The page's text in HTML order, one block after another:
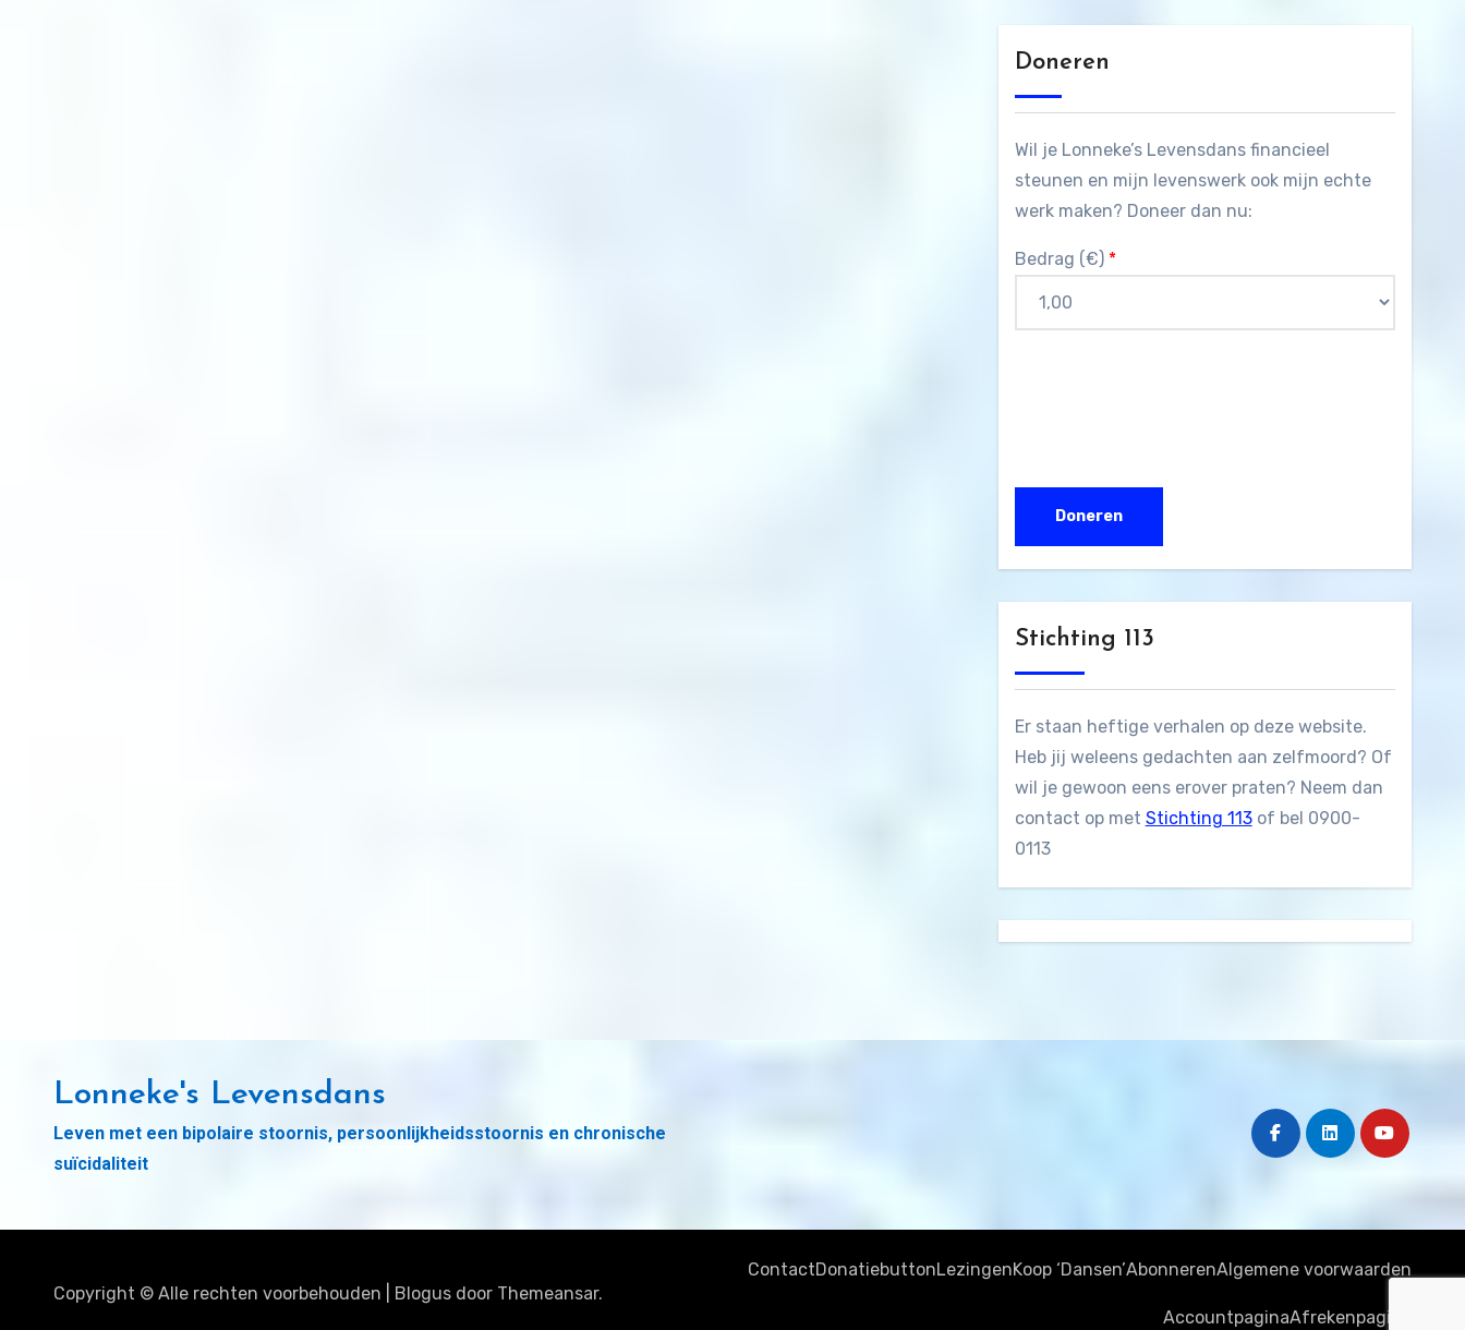
Doneren
Wil je Lonneke’s Levensdans financieel
steunen en mijn levenswerk ook mijn echte
werk maken? Doneer dan nu:
Bedrag (€) *
Stichting 113
Er staan heftige verhalen op deze website.
Heb jij weleens gedachten aan zelfmoord? Of
wil je gewoon eens erover praten? Neem dan
contact op met Stichting 113of bel 0900-
0113
Lonneke's Levensdans
Leven met een bipolaire stoornis, persoonlijkheidsstoornis en chronische
suïcidaliteit
Copyright © Alle rechten voorbehouden Blogus door Themeansar.
ContactDonatiebuttonLezingenKoop ‘Dansen’AbonnerenAlgemene voorwaarden
AccountpaginaAfrekenpagina